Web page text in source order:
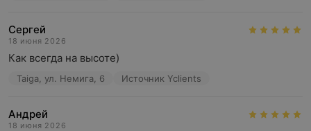
Сергей
18 июня 2026
Как всегда на высоте)
Taiga, ул. Немига, 6 Источник Yclients
Андрей
18 июня 2026